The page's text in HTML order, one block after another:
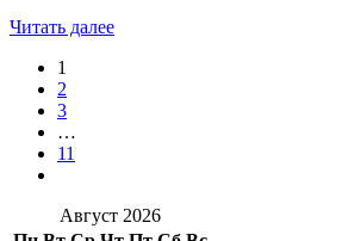
Читать далее
1
2
3
…
11
Август 2026